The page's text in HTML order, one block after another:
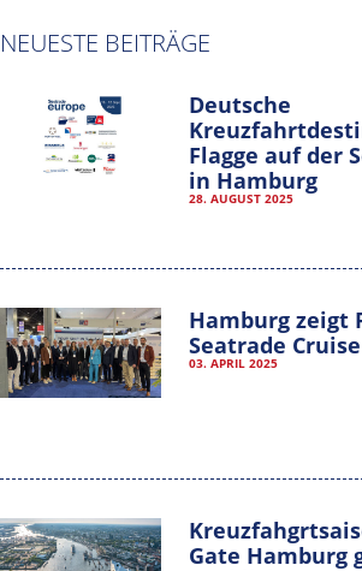
NEUESTE BEITRÄGE
Deutsche
Flagge auf der
in Hamburg
28. AUGUST 2025
Hamburg zeigt
Seatrade
03. APRIL 2025
Gate Hamburg